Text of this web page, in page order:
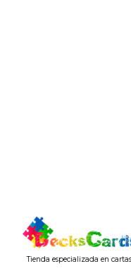
Tienda especializada en